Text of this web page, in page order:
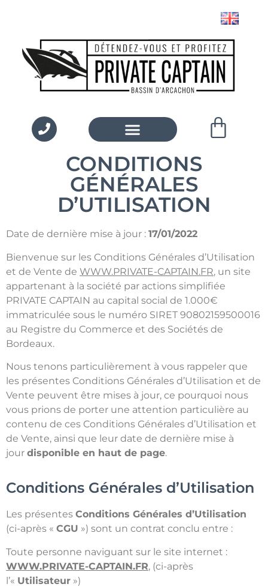
CONDITIONS
GÉNÉRALES
D’UTILISATION
Date de dernière mise à jour : 17/01/2022
Bienvenue sur les Conditions Générales d’Utilisation
et de Vente de WWW.PRIVATE-CAPTAIN.FR, un site
appartenant à la société par actions simplifiée
PRIVATE CAPTAIN au capital social de 1.000€
immatriculée sous le numéro SIRET 90802159500016
au Registre du Commerce et des Sociétés de
Bordeaux.
Nous tenons particulièrement à vous rappeler que
les présentes Conditions Générales d’Utilisation et de
Vente peuvent être mises à jour, ce pourquoi nous
vous prions de porter une attention particulière au
contenu de ces Conditions Générales d’Utilisation et
de Vente, ainsi que leur date de dernière mise à
jour disponible en haut de page.
Conditions Générales d’Utilisation
Les présentes Conditions Générales d’Utilisation
(ci-après « CGU ») sont un contrat conclu entre :
Toute personne naviguant sur le site internet :
WWW.PRIVATE-CAPTAIN.FR, (ci-après
l’« Utilisateur »)